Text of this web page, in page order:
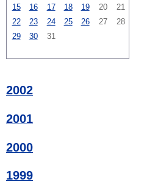
15
16 17 18 19 20
21
22
23 24 25 26 27
28
29
30 31
2002
2001
2000
1999